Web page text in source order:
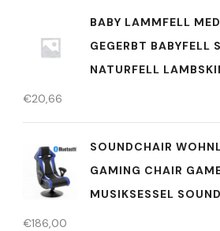
BABY LAMMFELL
GEGERBT BABYFELL
NATURFELL
€20,66
SOUNDCHAIR
GAMING CHAIR
MUSIKSESSEL
€186,00